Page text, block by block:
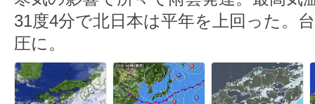
31度4分で北日本は平年を上回った。
圧に。